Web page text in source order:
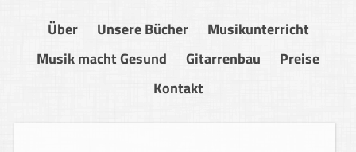
Über Unsere Bücher
Musikunterricht
Musik macht Gesund
Gitarrenbau
Preise
Kontakt